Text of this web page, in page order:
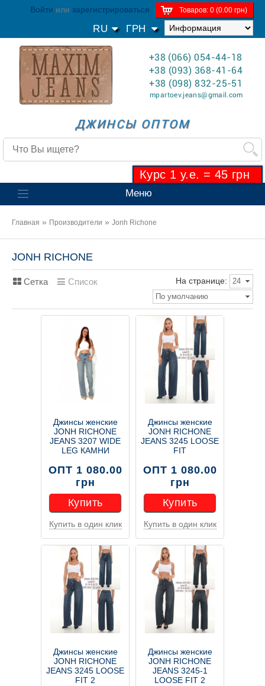
Товаров: 0 (0.00 грн)
Войти или зарегистрироваться
ГРН
RU
ДЖИНСЫ ОПТОМ
+38 (066) 054-44-18
+38 (093) 368-41-64
+38 (098) 832-25-51
mpartoev.jeans@gmail.com
Курс 1 у.е. = 45 грн
Меню
Главная » Производители » Jonh Richone
JONH RICHONE
Сетка Список На странице:
24
По умолчанию
Джинсы женские
JONH RICHONE
JEANS 3207 WIDE
LEG КАМНИ
ОПТ 1 080.00
грн
Купить
Купить
Купить в один клик
Джинсы женские
JONH RICHONE
JEANS 3245 LOOSE
FIT
ОПТ 1 080.00
грн
Купить
Купить
Купить в один клик
Джинсы женские
JONH RICHONE
JEANS 3245 LOOSE
FIT 2
Джинсы женские
JONH RICHONE
JEANS 3245-1
LOOSE FIT 2